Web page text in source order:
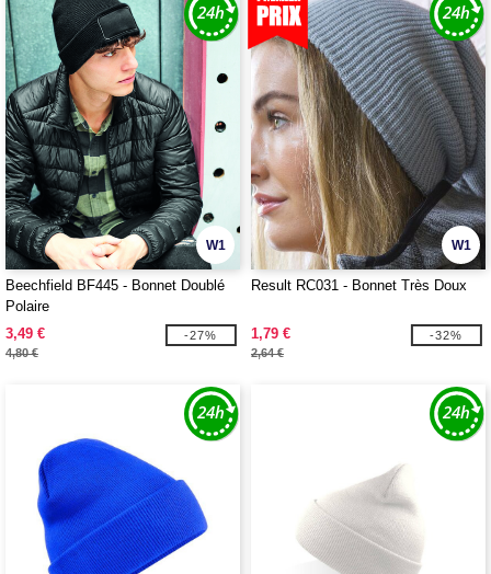
W1
Beechfield BF445 - Bonnet Doublé
Polaire
3,49 €
4,80 €
-27%
W1
Result RC031 - Bonnet Très Doux
1,79 €
2,64 €
-32%